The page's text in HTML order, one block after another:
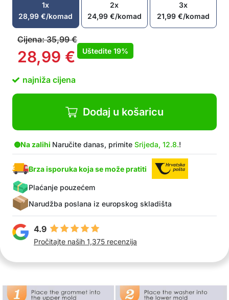
100 metalnih prstenova uključeno – promjer 10
mm
Izdržljiva izrada
Izrađeno od čelika visoke kvalitete
Prikladno za kućnu i profesionalnu upotrebu –
U paketu: 1x bušač, 100x metalni prsten (10 mm)
1x
28,99€/komad
2x
24,99 €/komad
3x
21,99€/komad
Cijena:35,99€
28,99 € Uštedite 19%
najniža cijena
Dodaj u košaricu
Na zalihi Naručite danas, primite Srijeda, 12.8.!
Brza isporuka koja se može pratiti
Plaćanje pouzećem
Narudžba poslana iz europskog skladišta
4.9
Pročitajte naših 1,375 recenzija